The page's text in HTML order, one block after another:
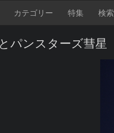
カテゴリー 特集 検索
パンスターズ彗星